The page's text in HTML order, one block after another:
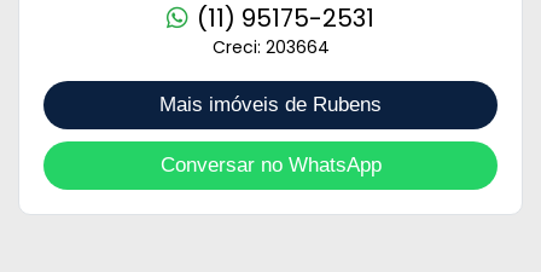
(11) 95175-2531
Creci: 203664
Mais imóveis de Rubens
Conversar no WhatsApp